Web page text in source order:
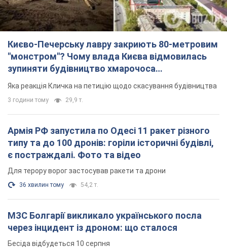
Києво-Печерську лавру закриють 80-метровим
"монстром"? Чому влада Києва відмовилась
зупиняти будівництво хмарочоса
"московського вірянина"
Яка реакція Кличка на петицію щодо скасування будівництва
3 години тому 29,9 т.
Армія РФ запустила по Одесі 11 ракет різного
типу та до 100 дронів: горіли історичні будівлі,
є постраждалі. Фото та відео
Для терору ворог застосував ракети та дрони
36 хвилин тому 54,2 т.
МЗС Болгарії викликало українського посла
через інцидент із дроном: що сталося
Бесіда відбудеться 10 серпня